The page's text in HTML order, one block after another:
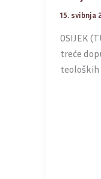
15. svibnja
OSIJEK
treće
teoloških